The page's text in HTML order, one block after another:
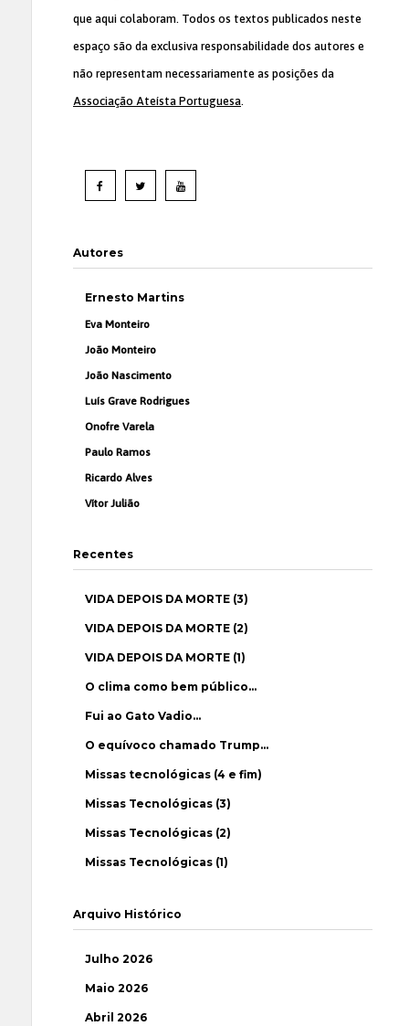
que aqui colaboram. Todos os textos publicados neste
espaço são da exclusiva responsabilidade dos autores e
não representam necessariamente as posições da
Associação Ateísta Portuguesa.
Autores
Ernesto Martins
Eva Monteiro
João Monteiro
João Nascimento
Luís Grave Rodrigues
Onofre Varela
Paulo Ramos
Ricardo Alves
Vítor Julião
Recentes
VIDA DEPOIS DA MORTE (3)
VIDA DEPOIS DA MORTE (2)
VIDA DEPOIS DA MORTE (1)
O clima como bem público…
Fui ao Gato Vadio…
O equívoco chamado Trump…
Missas tecnológicas (4 e fim)
Missas Tecnológicas (3)
Missas Tecnológicas (2)
Missas Tecnológicas (1)
Arquivo Histórico
Julho 2026
Maio 2026
Abril 2026